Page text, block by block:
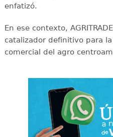
enfatizó.
En ese contexto,
catalizador definitivo para
comercial del agro